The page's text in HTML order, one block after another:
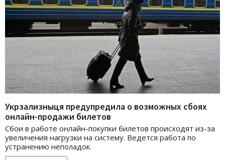
Укрзализныця предупредила о возможных сбоях
онлайн-продажи билетов
Сбои в работе онлайн-покупки билетов происходят из-за
увеличения нагрузки на систему. Ведется работа по
устранению неполадок.